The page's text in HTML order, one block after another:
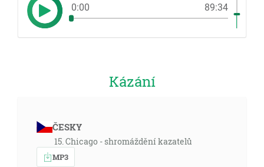
0:00 89:34
Kázání
ČESKY
15. Chicago - shromáždění kazatelů
MP3